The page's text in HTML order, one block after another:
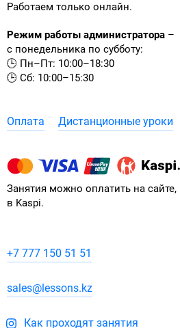
Работаем только онлайн.
Режим работы администратора –
с понедельника по субботу:
🕒 Пн–Пт: 10:00–18:30
🕒 Сб: 10:00–15:30
Оплата Дистанционные уроки
Занятия можно оплатить на сайте,
в Kaspi.
+7 777 150 51 51
sales@lessons.kz
Как проходят занятия